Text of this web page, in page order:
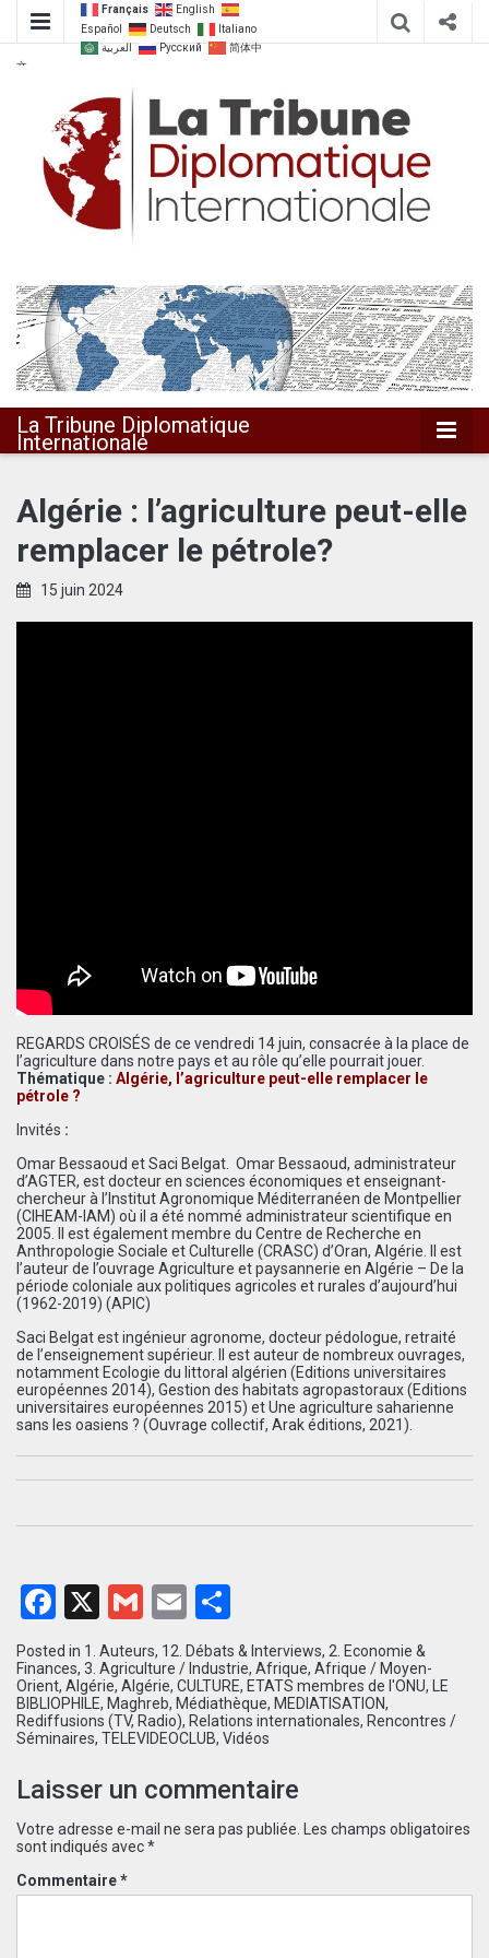
Français
English
Español
Deutsch
Italiano
العربية
Русский
简体中
文
La Tribune
Diplomatique
Internationale
La Tribune Diplomatique
Internationale
Algérie : l’agriculture peut-elle
remplacer le pétrole?
15 juin 2024
REGARDS CROISÉS de ce vendredi 14 juin, consacrée à la place de
l’agriculture dans notre pays et au rôle qu’elle pourrait jouer.
Thématique : Algérie, l’agriculture peut-elle remplacer le
pétrole ?
Invités :
Omar Bessaoud et Saci Belgat. Omar Bessaoud, administrateur
d’AGTER, est docteur en sciences économiques et enseignant-
chercheur à l’Institut Agronomique Méditerranéen de Montpellier
(CIHEAM-IAM) où il a été nommé administrateur scientifique en
2005. Il est également membre du Centre de Recherche en
Anthropologie Sociale et Culturelle (CRASC) d’Oran, Algérie. Il est
l’auteur de l’ouvrage Agriculture et paysannerie en Algérie – De la
période coloniale aux politiques agricoles et rurales d’aujourd’hui
(1962-2019) (APIC)
Saci Belgat est ingénieur agronome, docteur pédologue, retraité
de l’enseignement supérieur. Il est auteur de nombreux ouvrages,
notamment Ecologie du littoral algérien (Editions universitaires
européennes 2014), Gestion des habitats agropastoraux (Editions
universitaires européennes 2015) et Une agriculture saharienne
sans les oasiens ? (Ouvrage collectif, Arak éditions, 2021).
Facebook
X Gmail
Email
Posted in 1. Auteurs, 12. Débats & Interviews, 2. Economie &
Finances, 3. Agriculture / Industrie, Afrique, Afrique / Moyen-
Orient, Algérie, Algérie, CULTURE, ETATS membres de l'ONU,
LE
BIBLIOPHILE, Maghreb, Médiathèque, MEDIATISATION,
Rediffusions (TV, Radio), Relations internationales, Rencontres /
Séminaires, TELEVIDEOCLUB, Vidéos
Laisser un commentaire
Votre adresse e-mail ne sera pas publiée.
Les champs obligatoires
sont indiqués avec*
Commentaire*